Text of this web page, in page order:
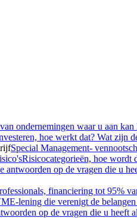
ondernemingen waar u aan kan
hoe werkt dat? Wat zijn
Special Management-
Risicocategorieën, hoe wordt
antwoorden op de vragen die u
financiering tot 95%
lening die verenigt de belangen
op de vragen die u heeft